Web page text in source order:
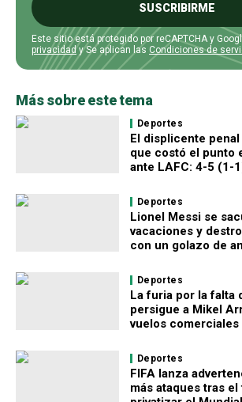
SUSCRIBIRME
Este sitio está protegido por reCAPTCHA y
privacidady Se aplican las Condiciones de
Más sobre este tema
Deportes
El displicente
que costó el punto
ante LAFC: 4-5 (1-
Deportes
Lionel Messi se
vacaciones y
con un golazo de
Deportes
La furia por la falta
persigue a Mikel
vuelos comerciales
Deportes
FIFA lanza
más ataques tras